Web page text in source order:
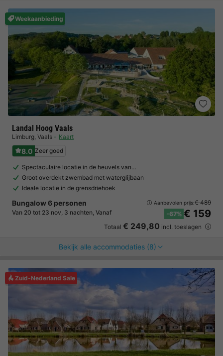
Weekaanbieding
Landal Hoog Vaals
Limburg, Vaals Kaart
8.0 Zeer goed
Spectaculaire locatie in de heuvels van…
Groot overdekt zwembad met waterglijbaan
Ideale locatie in de grensdriehoek
Bungalow 6 personen
Van 20 tot 23 nov, 3 nachten, Vanaf
Aanbevolen prijs:€ 489
-67% € 159
Totaal € 249,80 incl. toeslagen
Bekijk alle accommodaties (8)
Zuid-Nederland Sale